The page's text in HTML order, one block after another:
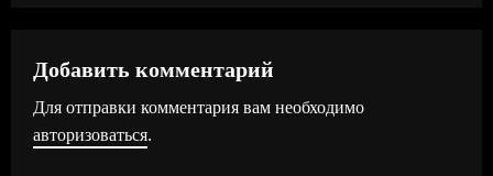
л
ж
и
Добавить комментарий
Для отправки комментария вам необходимо
авторизоваться.